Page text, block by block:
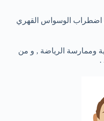
اضطراب الوسواس القهري
وممارسة الرياضة , و من
.